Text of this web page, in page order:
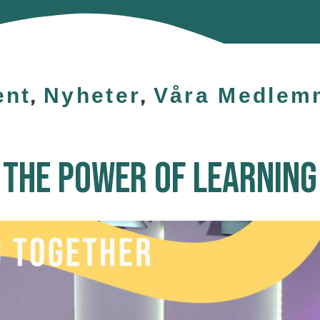
, Nyheter, Våra
THE POWER OF LEARNING